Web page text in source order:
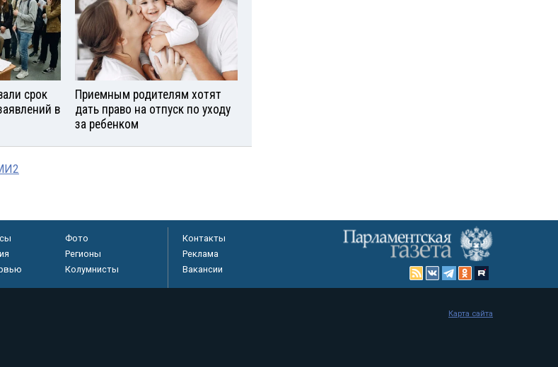
срок
в
Приемным родителям хотят
дать право на отпуск по уходу
за ребенком
Фото
Регионы
Колумнисты
Контакты
Реклама
Вакансии
Карта сайта